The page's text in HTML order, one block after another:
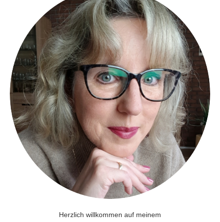
Herzlich willkommen auf meinem